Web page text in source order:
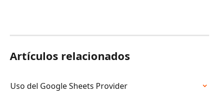
Artículos relacionados
Uso del Google Sheets Provider